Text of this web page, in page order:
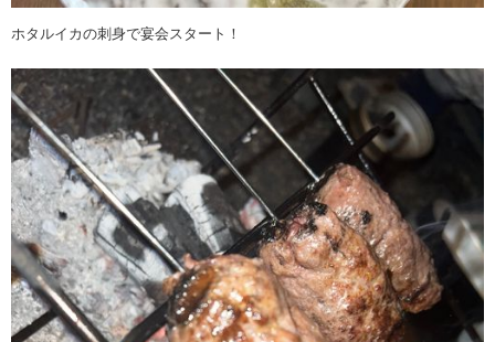
ホタルイカの刺身で宴会スタート！